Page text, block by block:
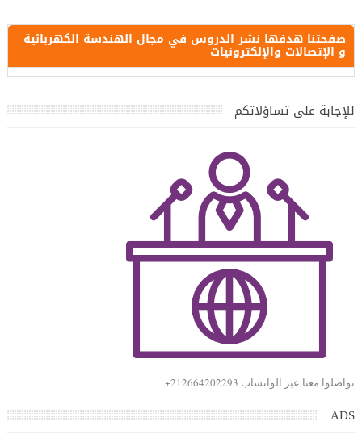
صفحتنا هدفها نشر الدروس في مجال الهندسة الكهربائية
و الإتصالات والإلكترونيات
للإجابة على تساؤلاتكم
تواصلوا معنا عبر الواتساب 212664202293+
ADS